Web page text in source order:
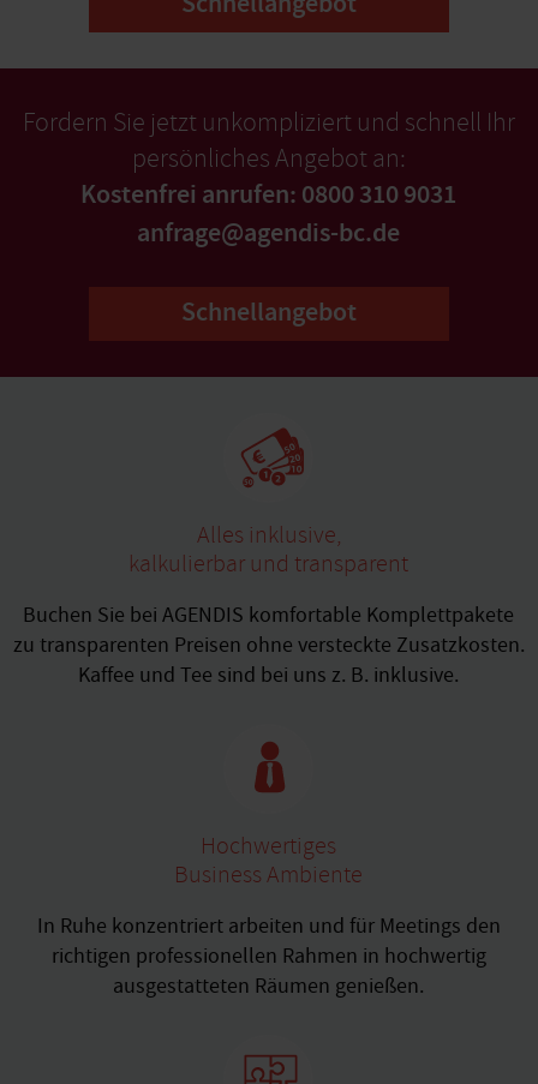
Fordern Sie jetzt unkompliziert und schnell Ihr
persönliches Angebot an:
Kostenfrei anrufen: 0800 310 9031
anfrage@agendis-bc.de
Schnellangebot
Alles inklusive,
kalkulierbar und transparent
Buchen Sie bei AGENDIS komfortable Komplettpakete
zu transparenten Preisen ohne versteckte Zusatzkosten.
Kaffee und Tee sind bei uns z. B. inklusive.
Hochwertiges
Business Ambiente
In Ruhe konzentriert arbeiten und für Meetings den
richtigen professionellen Rahmen in hochwertig
ausgestatteten Räumen genießen.